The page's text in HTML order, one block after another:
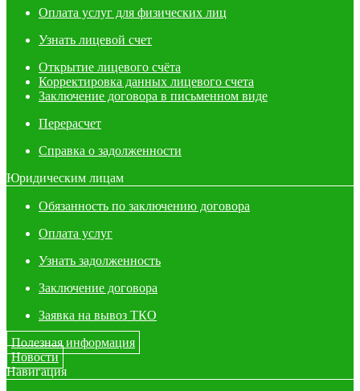
Оплата услуг для физических лиц
Узнать лицевой счет
Открытие лицевого счёта
Корректировка данных лицевого счета
Заключение договора в письменном виде
Перерасчет
Справка о задолженности
Юридическим лицам
Обязанность по заключению договора
Оплата услуг
Узнать задолженность
Заключение договора
Заявка на вывоз ТКО
Полезная информация
Новости
Навигация